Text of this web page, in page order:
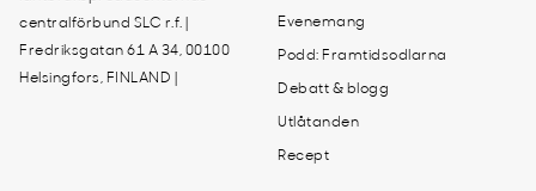
centralförbund SLC r.f. |
Fredriksgatan 61 A 34, 00100
Helsingfors, FINLAND |
Evenemang
Podd: Framtidsodlarna
Debatt & blogg
Utlåtanden
Recept